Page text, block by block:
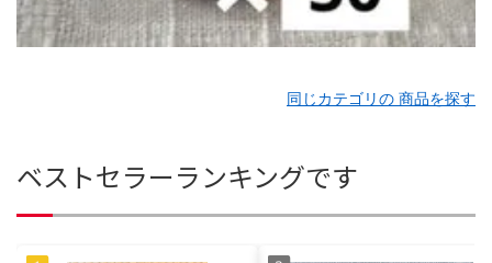
同じカテゴリの 商品を探す
ベストセラーランキングです